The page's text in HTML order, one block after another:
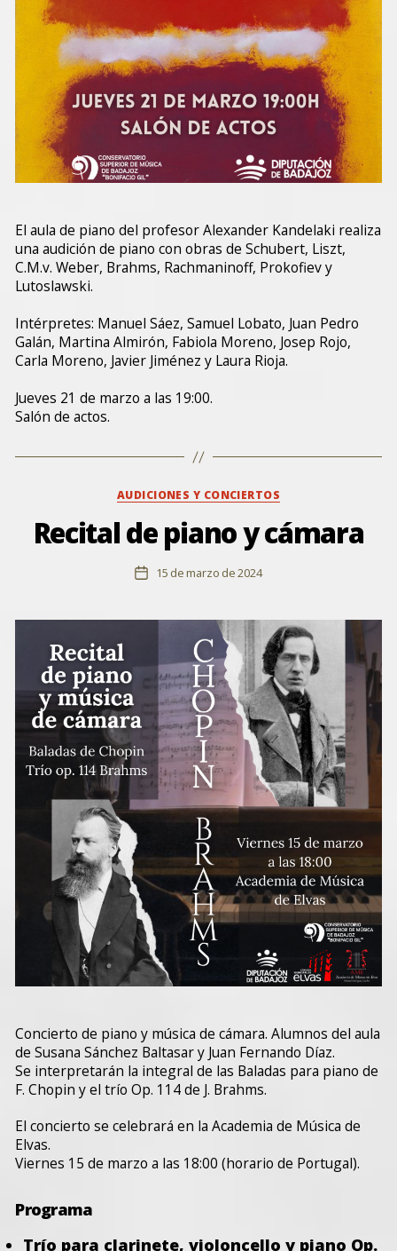
El aula de piano del profesor Alexander Kandelaki realiza
una audición de piano con obras de Schubert, Liszt,
C.M.v. Weber, Brahms, Rachmaninoff, Prokofiev y
Lutoslawski.
Intérpretes: Manuel Sáez, Samuel Lobato, Juan Pedro
Galán, Martina Almirón, Fabiola Moreno, Josep Rojo,
Carla Moreno, Javier Jiménez y Laura Rioja.
Jueves 21 de marzo a las 19:00.
Salón de actos.
Categorías
AUDICIONES Y CONCIERTOS
Recital de piano y cámara
Fecha
entrada
15 de marzo de 2024
Concierto de piano y música de cámara. Alumnos del aula
de Susana Sánchez Baltasar y Juan Fernando Díaz.
Se interpretarán la integral de las Baladas para piano de
F. Chopin y el trío Op. 114 de J. Brahms.
El concierto se celebrará en la Academia de Música de
Elvas.
Viernes 15 de marzo a las 18:00 (horario de Portugal).
Programa
Trío para clarinete, violoncello y piano Op.